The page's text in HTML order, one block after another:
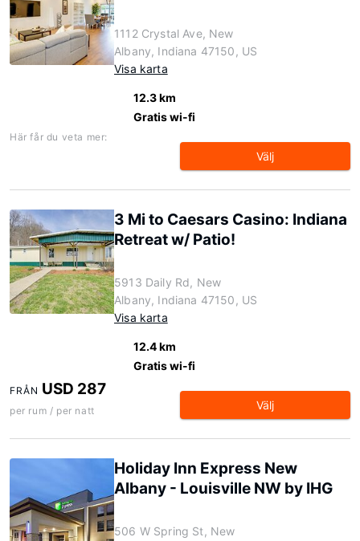
1112 Crystal Ave, New
Albany, Indiana 47150, US
Visa karta
12.3 km
Gratis wi-fi
Här får du veta mer:
Välj
3 Mi to Caesars Casino: Indiana
Retreat w/ Patio!
5913 Daily Rd, New
Albany, Indiana 47150, US
Visa karta
12.4 km
Gratis wi-fi
FRÅN USD 287
per rum / per natt Välj
Holiday Inn Express New
Albany - Louisville NW by IHG
506 W Spring St, New